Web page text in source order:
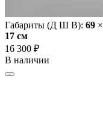
Габариты (Д Ш В): 69 ×
17 cм
16 300 ₽
В наличии